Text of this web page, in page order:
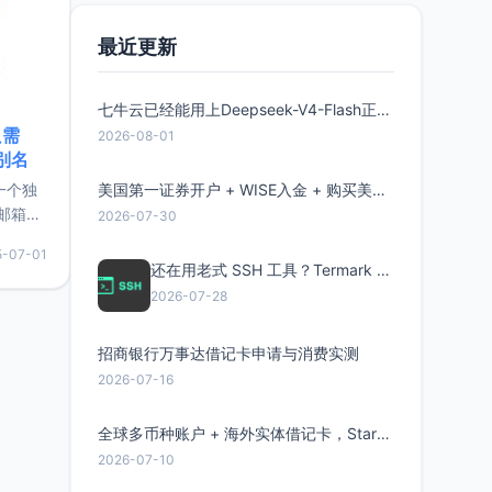
名
个独
箱等
较有
惠的
07-01
最近更新
七牛云已经能用上Deepseek-V4-Flash正式版了，点此领取300万Token
2026-08-01
美国第一证券开户 + WISE入金 + 购买美股全流程分享
2026-07-30
还在用老式 SSH 工具？Termark 新一代跨平台智能SSH客户端了解一下
2026-07-28
招商银行万事达借记卡申请与消费实测
2026-07-16
全球多币种账户 + 海外实体借记卡，Starryblu开户教程与注意事项
2026-07-10